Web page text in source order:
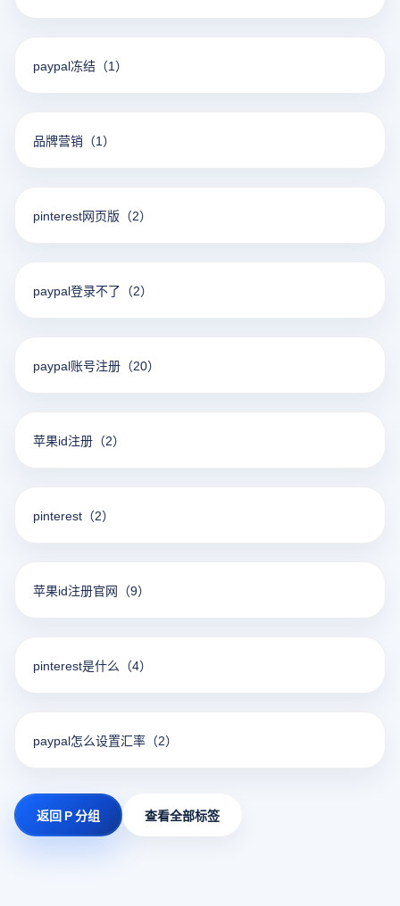
paypal冻结 （1）
品牌营销 （1）
pinterest网页版 （2）
paypal登录不了 （2）
paypal账号注册 （20）
苹果id注册 （2）
pinterest （2）
苹果id注册官网 （9）
pinterest是什么 （4）
paypal怎么设置汇率 （2）
返回 P 分组 查看全部标签